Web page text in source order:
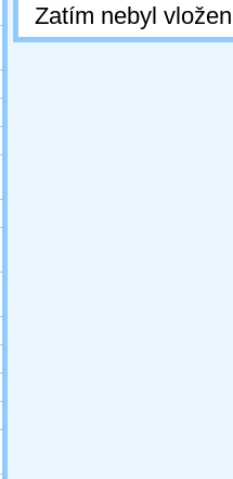
Zatím nebyl